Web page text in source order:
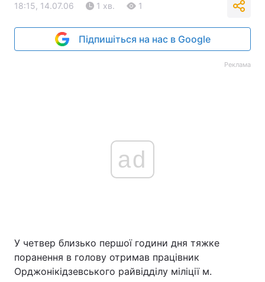
18:15, 14.07.06 1 хв. 1
Підпишіться на нас в Google
Реклама
ad
У четвер близько першої години дня тяжке
поранення в голову отримав працівник
Орджонікідзевського райвідділу міліції м.